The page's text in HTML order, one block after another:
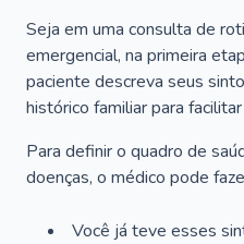
Seja em uma consulta de
emergencial, na primeira
paciente descreva seus
histórico familiar para
Para definir o quadro de
doenças, o médico pode
Você já teve esses